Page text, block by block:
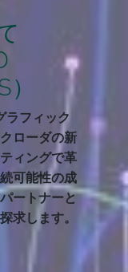
ラフィック
ローダの新
ィングで革
可能性の成
ートナーと
求します。